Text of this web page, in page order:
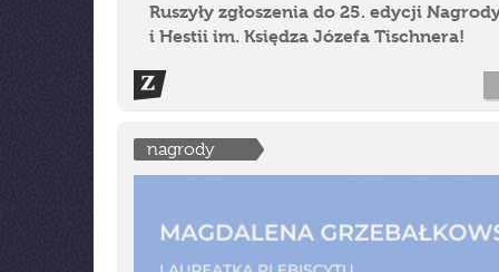
Ruszyły zgłoszenia do 25. edycji
i Hestii im. Księdza Józefa Tischnera!
nagrody